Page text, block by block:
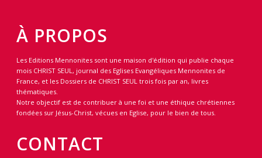
À PROPOS
Les Editions Mennonites sont une maison d'édition qui publie chaque
mois CHRIST SEUL, journal des Eglises Evangéliques Mennonites de
France, et les Dossiers de CHRIST SEUL trois fois par an, livres
thématiques.
Notre objectif est de contribuer à une foi et une éthique chrétiennes
fondées sur Jésus-Christ, vécues en Eglise, pour le bien de tous.
CONTACT